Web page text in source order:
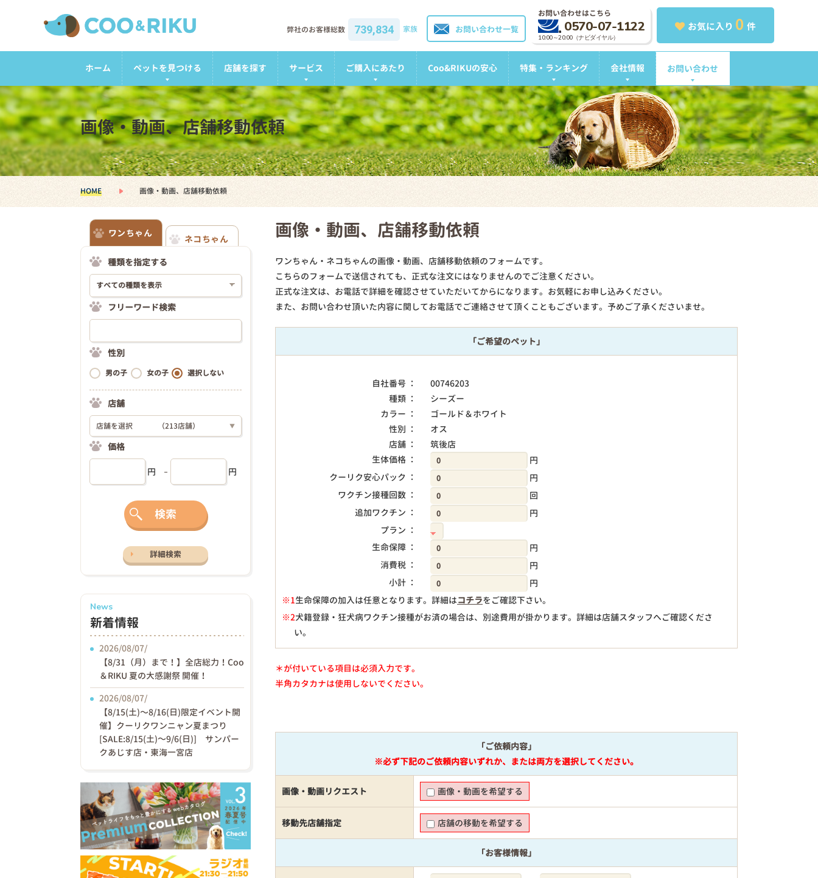
お気に入り 0 件
お問い合わせはこちら
0570-07-1122
10:00～20:00（ナビダイヤル）
お問い合わせ一覧
弊社のお客様総数 739,834 家族
ホーム ペットを見つける 店舗を探す サービス ご購入にあたり Coo&RIKUの安心 特集・ランキング 会社情報 お問い合わせ
画像・動画、店舗移動依頼
HOME 画像・動画、店舗移動依頼
画像・動画、店舗移動依頼
ワンちゃん・ネコちゃんの画像・動画、店舗移動依頼のフォームです。
こちらのフォームで送信されても、正式な注文にはなりませんのでご注意ください。
正式な注文は、お電話で詳細を確認させていただいてからになります。お気軽にお申し込みください。
また、お問い合わせ頂いた内容に関してお電話でご連絡させて頂くこともございます。予めご了承くださいませ。
「ご希望のペット」
自社番号 ：
00746203
種類 ：
シーズー
カラー ：
ゴールド＆ホワイト
性別 ：
オス
店舗 ：
筑後店
生体価格 ：
円
クーリク安心パック ：
円
ワクチン接種回数 ：
回
追加ワクチン ：
円
プラン ：
生命保障 ：
円
消費税 ：
円
小計 ：
円
※1生命保障の加入は任意となります。詳細はコチラをご確認下さい。
※2犬籍登録・狂犬病ワクチン接種がお済の場合は、別途費用が掛かります。詳細は店舗スタッフへご確認くださ
い。
円
＊が付いている項目は必須入力です。
半角カタカナは使用しないでください。
「ご依頼内容」
※必ず下記のご依頼内容いずれか、または両方を選択してください。
画像・動画リクエスト 画像・動画を希望する
移動先店舗指定 店舗の移動を希望する
「お客様情報」
ワンちゃん
ネコちゃん
種類を指定する
フリーワード検索
性別
男の子 女の子 選択しない
店舗
店舗を選択 （213店舗） ▼
価格
円 円
検索
詳細検索
News
新着情報
2026/08/07/
【8/31（月）まで！】全店総力！Coo
＆RIKU 夏の大感謝祭 開催！
2026/08/07/
【8/15(土)〜8/16(日)限定イベント開
催】クーリクワンニャン夏まつり
[SALE:8/15(土)～9/6(日)] サンパー
クあじす店・東海一宮店